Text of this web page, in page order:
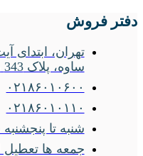
دفتر فروش
تهران، ابتدای
ساوه، پلاک 343 و 345
۰۲۱۸۶۰۱۰۶۰۰
۰۲۱۸۶۰۱۰۱۱۰
شنبه تا پنجشنبه
جمعه ها